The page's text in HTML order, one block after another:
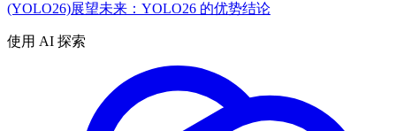
(YOLO26)展望未来：YOLO26 的优势结论
使用 AI 探索